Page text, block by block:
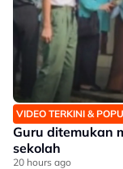
VIDEO TERKINI &
Guru ditemukan
sekolah
20 hours ago